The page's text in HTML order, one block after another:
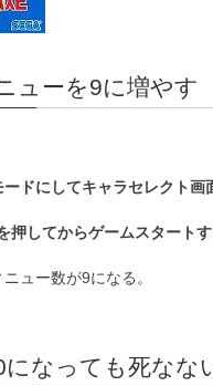
ューを9に増やす
ドにしてキャラセレクト画
してからゲームスタートす
ュー数が9になる。
になっても死なな